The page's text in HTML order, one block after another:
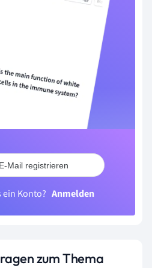
Mail registrieren
ein Konto? Anmelden
zum Thema